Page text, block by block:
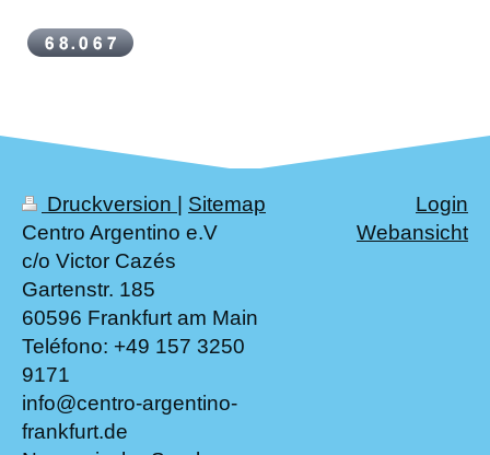
Druckversion
Sitemap
Centro Argentino e.V
c/o Victor Cazés
Gartenstr. 185
60596 Frankfurt am Main
Teléfono: +49 157 3250
9171
info@centro-argentino-
frankfurt.de
Login
Webansicht